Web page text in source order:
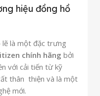
hiệu đồng hồ
lẽ là một đặc trưng
chính hãng bởi
với cải tiến từ kỹ
thân thiện và là một
mới.